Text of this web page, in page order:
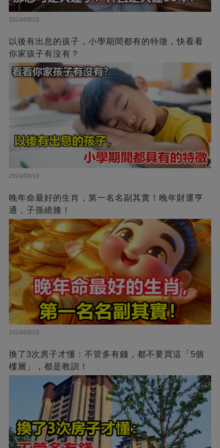
2024/08/19
以後有出息的孩子，小學期間都有的特徵，快看看
你家孩子有沒有？
2024/08/19
晚年命最好的生肖，第一名名副其實！晚年財運亨
通，子孫繞膝！
2024/08/19
換了3次房子才懂：不管多有錢，都不要買這「5個
樓層」，都是教訓！